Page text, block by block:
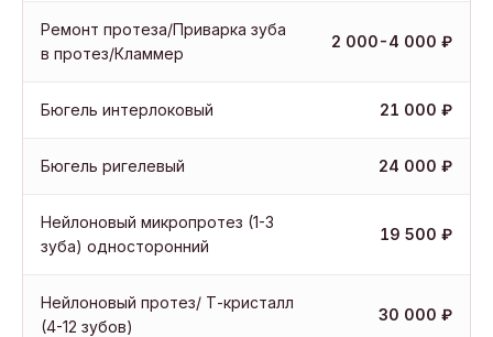
Ремонт протеза/Приварка зуба
в протез/Кламмер
2 000-4 000 ₽
Бюгель интерлоковый 21 000 ₽
Бюгель ригелевый 24 000 ₽
Нейлоновый микропротез (1-3
зуба) односторонний
19 500 ₽
Нейлоновый протез/ Т-кристалл
(4-12 зубов)
30 000 ₽